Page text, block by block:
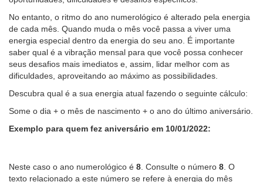
No entanto, o ritmo do ano numerológico é alterado pela energia
de cada mês. Quando muda o mês você passa a viver uma
energia especial dentro da energia do seu ano. É importante
saber qual é a vibração mensal para que você possa conhecer
seus desafios mais imediatos e, assim, lidar melhor com as
dificuldades, aproveitando ao máximo as possibilidades.
Descubra qual é a sua energia atual fazendo o seguinte cálculo:
Some o dia + o mês de nascimento + o ano do último aniversário.
Exemplo para quem fez aniversário em 10/01/2022:
Neste caso o ano numerológico é 8 . Consulte o número 8 . O
texto relacionado a este número se refere à energia do mês